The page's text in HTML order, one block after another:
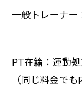
一般トレーナ
PT在籍：運動
（同じ料金で